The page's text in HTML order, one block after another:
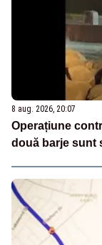
8 aug. 2026, 20:07
Operațiune
două barje sunt